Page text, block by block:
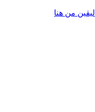
من هنا